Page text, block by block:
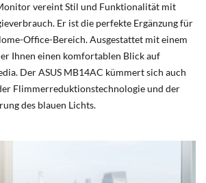
vereint Stil und Funktionalität mit
Er ist die perfekte Ergänzung für
Office-Bereich. Ausgestattet mit einem
Ihnen einen komfortablen Blick auf
Der ASUS MB14AC kümmert sich auch
Flimmerreduktionstechnologie und der
des blauen Lichts.